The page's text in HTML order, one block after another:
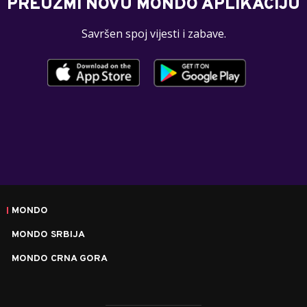
PREUZMI NOVU MONDO APLIKACIJU
Savršen spoj vijesti i zabave.
MONDO
MONDO SRBIJA
MONDO CRNA GORA